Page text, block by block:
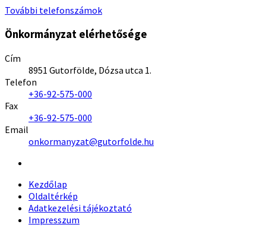
További telefonszámok
Önkormányzat elérhetősége
Cím
8951 Gutorfölde, Dózsa utca 1.
Telefon
+36-92-575-000
Fax
+36-92-575-000
Email
onkormanyzat@gutorfolde.hu
Kezdőlap
Oldaltérkép
Adatkezelési tájékoztató
Impresszum